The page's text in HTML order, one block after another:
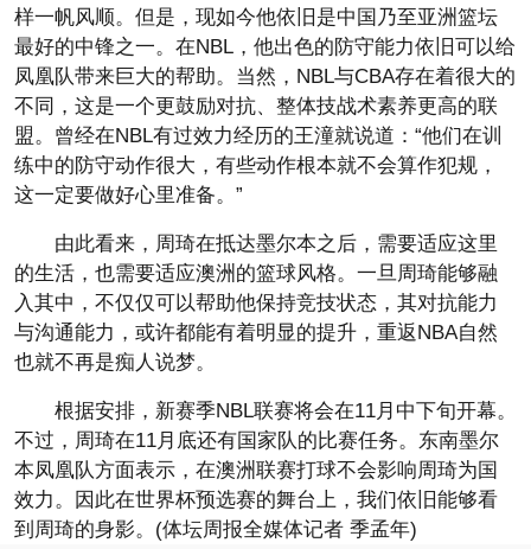
样一帆风顺。但是，现如今他依旧是中国乃至亚洲篮坛
最好的中锋之一。在NBL，他出色的防守能力依旧可以给
凤凰队带来巨大的帮助。当然，NBL与CBA存在着很大的
不同，这是一个更鼓励对抗、整体技战术素养更高的联
盟。曾经在NBL有过效力经历的王潼就说道：“他们在训
练中的防守动作很大，有些动作根本就不会算作犯规，
这一定要做好心里准备。”
由此看来，周琦在抵达墨尔本之后，需要适应这里
的生活，也需要适应澳洲的篮球风格。一旦周琦能够融
入其中，不仅仅可以帮助他保持竞技状态，其对抗能力
与沟通能力，或许都能有着明显的提升，重返NBA自然
也就不再是痴人说梦。
根据安排，新赛季NBL联赛将会在11月中下旬开幕。
不过，周琦在11月底还有国家队的比赛任务。东南墨尔
本凤凰队方面表示，在澳洲联赛打球不会影响周琦为国
效力。因此在世界杯预选赛的舞台上，我们依旧能够看
到周琦的身影。(体坛周报全媒体记者 季孟年)